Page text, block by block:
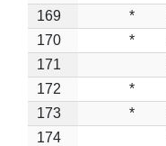
169
*
170
*
171
172
*
173
*
174